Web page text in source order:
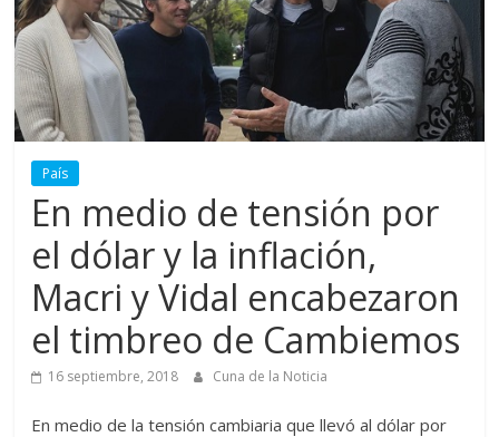
País
En medio de tensión por
el dólar y la inflación,
Macri y Vidal encabezaron
el timbreo de Cambiemos
16 septiembre, 2018 Cuna de la Noticia
En medio de la tensión cambiaria que llevó al dólar por